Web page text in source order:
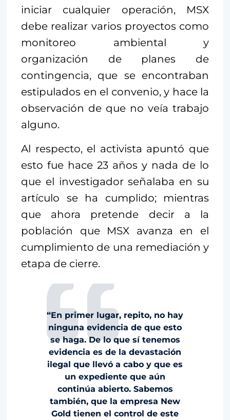
iniciar cualquier operación, MSX
debe realizar varios proyectos como
monitoreo ambiental y
organización de planes de
contingencia, que se encontraban
estipulados en el convenio, y hace la
observación de que no veía trabajo
alguno.
Al respecto, el activista apuntó que
esto fue hace 23 años y nada de lo
que el investigador señalaba en su
artículo se ha cumplido; mientras
que ahora pretende decir a la
población que MSX avanza en el
cumplimiento de una remediación y
etapa de cierre.
“En primer lugar, repito, no hay
ninguna evidencia de que esto
se haga. De lo que sí tenemos
evidencia es de la devastación
ilegal que llevó a cabo y que es
un expediente que aún
continúa abierto. Sabemos
también, que la empresa New
Gold tienen el control de este